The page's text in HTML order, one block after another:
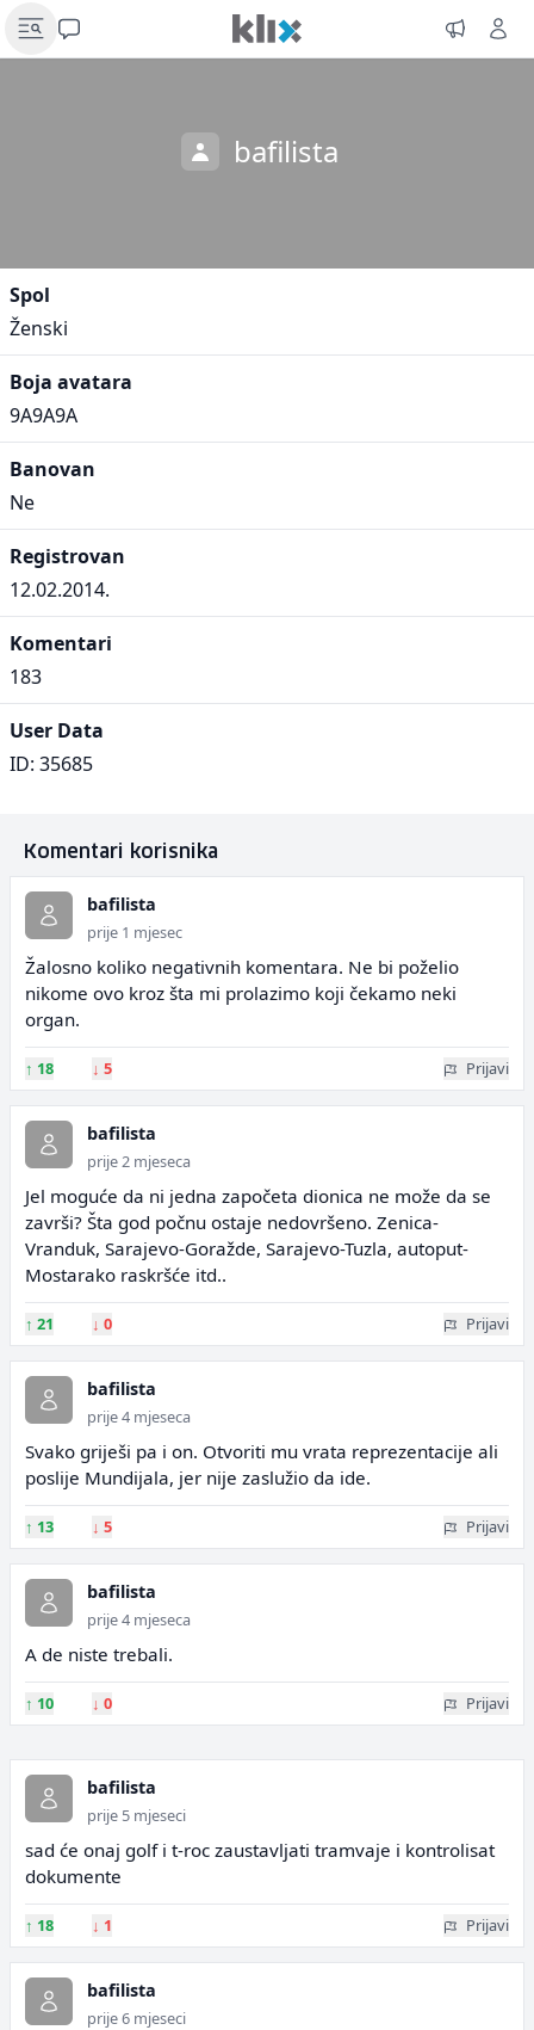
bafilista
Spol
Ženski
Boja avatara
9A9A9A
Banovan
Ne
Registrovan
12.02.2014.
Komentari
183
User Data
ID: 35685
Komentari korisnika
bafilista
prije 1 mjesec
Žalosno koliko negativnih komentara. Ne bi poželio
nikome ovo kroz šta mi prolazimo koji čekamo neki
organ.
↑ 18 ↓ 5 Prijavi
bafilista
prije 2 mjeseca
Jel moguće da ni jedna započeta dionica ne može da se
završi? Šta god počnu ostaje nedovršeno. Zenica-
Vranduk, Sarajevo-Goražde, Sarajevo-Tuzla, autoput-
Mostarako raskršće itd..
↑ 21 ↓ 0 Prijavi
bafilista
prije 4 mjeseca
Svako griješi pa i on. Otvoriti mu vrata reprezentacije ali
poslije Mundijala, jer nije zaslužio da ide.
↑ 13 ↓ 5 Prijavi
bafilista
prije 4 mjeseca
A de niste trebali.
↑ 10 ↓ 0 Prijavi
bafilista
prije 5 mjeseci
sad će onaj golf i t-roc zaustavljati tramvaje i kontrolisat
dokumente
↑ 18 ↓ 1 Prijavi
bafilista
prije 6 mjeseci